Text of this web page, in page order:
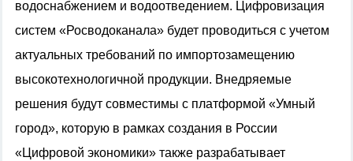
водоснабжением и водоотведением. Цифровизация
систем «Росводоканала» будет проводиться с учетом
актуальных требований по импортозамещению
высокотехнологичной продукции. Внедряемые
решения будут совместимы с платформой «Умный
город», которую в рамках создания в России
«Цифровой экономики» также разрабатывает